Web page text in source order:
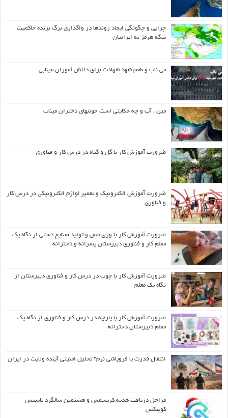
چرایی و چگونگی ایجاد روندها در واگذاری برگ برنده حاکمیت
تنگه هرمز به ایرانیان
می ناب و طعم شهد شهادت برای دانش آموزان مینابی
مین ، آب و چه حکایتی است خونبهای دختران میناب
ضرورت آموزش کار با گل و گیاه در درس کار و فناوری
ضرورت آموزش الکترونیک و تعمیر لوازم الکترونیکی در درس کار
و فناوری
ضرورت آموزش کار با ورق مس و تولید صنایع دستی از نگاه یک
معلم کار و فناوری دبیرستان پسرانه و دخترانه
ضرورت آموزش کار با چوب در درس کار و فناوری دبیرستان از
نگاه یک معلم
ضرورت آموزش کار با پارچه در درس کار و فناوری از نگاه یک
معلم دبیرستان دخترانه
انتقال قدرت یا فروپاشی نرم؟ تحلیل امنیتی آینده ولایت در ایران
مراحل دریافت هدیه کریسمس و هشتمین سالگرد تاسیس
کوینکس